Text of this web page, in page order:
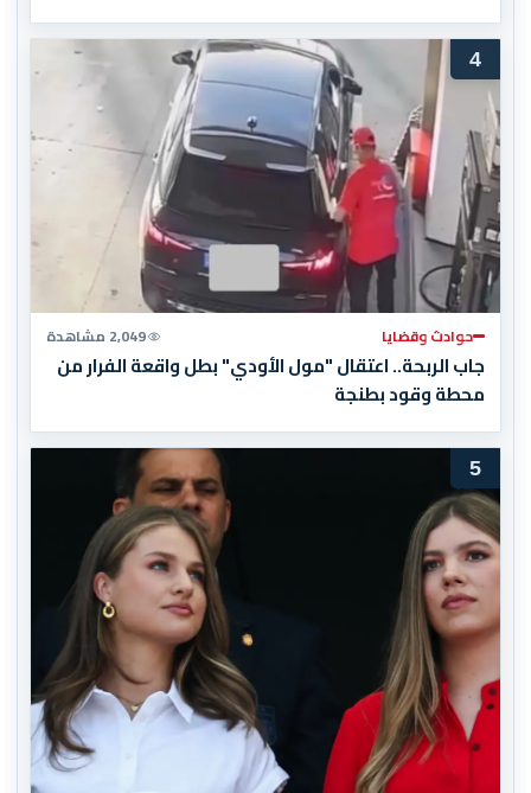
4
حوادث وقضايا 2,049 مشاهدة
جاب الربحة.. اعتقال "مول الأودي" بطل واقعة الفرار من
محطة وقود بطنجة
5